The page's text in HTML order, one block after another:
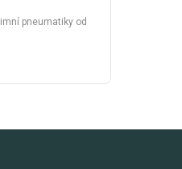
pneumatiky od